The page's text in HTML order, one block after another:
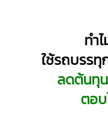
ทำ
ใช้รถบรรทุ
ลดต้นทุ
ตอ